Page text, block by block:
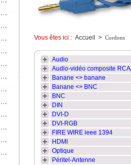
Vous êtes ici : Accueil > Cordons
Audio
Audio-vidéo composite
Banane <> banane
Banane <> BNC
BNC
DIN
DVI-D
DVI-RGB
FIRE WIRE ieee 1394
HDMI
Optique
Péritel-Antenne